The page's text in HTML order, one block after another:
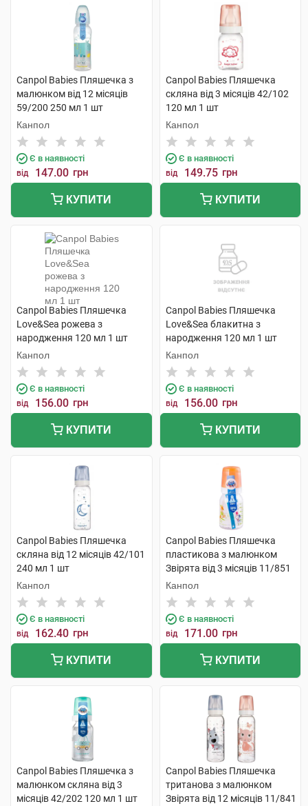
Canpol Babies Пляшечка з
малюнком від 12 місяців
59/200 250 мл 1 шт
Канпол
Є в наявності
від 147.00 грн
КУПИТИ
Canpol Babies Пляшечка
скляна від 3 місяців 42/102
120 мл 1 шт
Канпол
Є в наявності
від 149.75 грн
КУПИТИ
Canpol Babies Пляшечка
Love&Sea рожева з
народження 120 мл 1 шт
Канпол
Є в наявності
від 156.00 грн
КУПИТИ
Canpol Babies Пляшечка
Love&Sea блакитна з
народження 120 мл 1 шт
Канпол
Є в наявності
від 156.00 грн
КУПИТИ
Canpol Babies Пляшечка
скляна від 12 місяців 42/101
240 мл 1 шт
Канпол
Є в наявності
від 162.40 грн
КУПИТИ
Canpol Babies Пляшечка
пластикова з малюнком
Звірята від 3 місяців 11/851
120 мл 1 шт
Канпол
Є в наявності
від 171.00 грн
КУПИТИ
Canpol Babies Пляшечка з
малюнком скляна від 3
місяців 42/202 120 мл 1 шт
Canpol Babies Пляшечка
тританова з малюнком
Звірята від 12 місяців 11/841